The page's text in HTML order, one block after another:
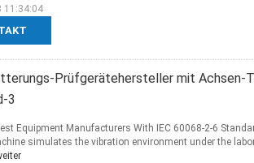
11:34:04
Prüfgerätehersteller mit Achsen-
3
Equipment Manufacturers With IEC 60068-2-6
simulates the vibration environment under the